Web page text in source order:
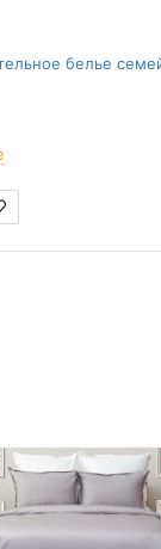
белье